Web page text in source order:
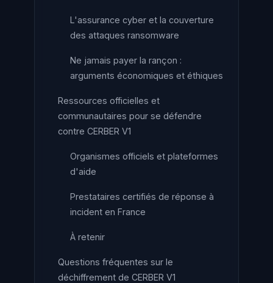
L'assurance cyber et la couverture
des attaques ransomware
Ne jamais payer la rançon :
arguments économiques et éthiques
Ressources officielles et
communautaires pour se défendre
contre CERBER V1
Organismes officiels et plateformes
d'aide
Prestataires certifiés de réponse à
incident en France
À retenir
Questions fréquentes sur le
déchiffrement de CERBER V1